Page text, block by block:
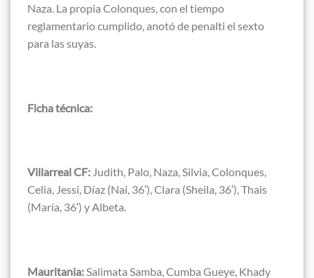
Naza. La propia Colonques, con el tiempo
reglamentario cumplido, anotó de penalti el sexto
para las suyas.
Ficha técnica:
Villarreal CF: Judith, Palo, Naza, Silvia, Colonques,
Celia, Jessi, Díaz (Nai, 36′), Clara (Sheila, 36′), Thais
(María, 36′) y Albeta.
Mauritania: Salimata Samba, Cumba Gueye, Khady